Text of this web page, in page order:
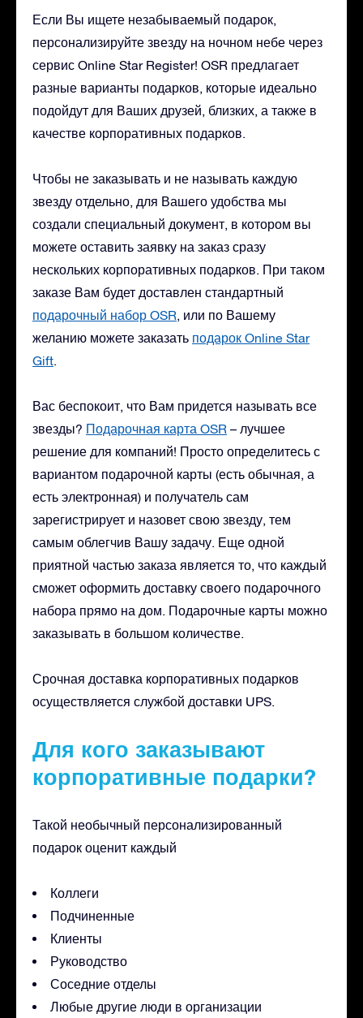
Если Вы ищете незабываемый подарок,
персонализируйте звезду на ночном небе через
сервис Online Star Register! OSR предлагает
разные варианты подарков, которые идеально
подойдут для Ваших друзей, близких, а также в
качестве корпоративных подарков.
Чтобы не заказывать и не называть каждую
звезду отдельно, для Вашего удобства мы
создали специальный документ, в котором вы
можете оставить заявку на заказ сразу
нескольких корпоративных подарков. При таком
заказе Вам будет доставлен стандартный
подарочный набор OSR, или по Вашему
желанию можете заказать подарок Online Star
Gift.
Вас беспокоит, что Вам придется называть все
звезды? Подарочная карта OSR – лучшее
решение для компаний! Просто определитесь с
вариантом подарочной карты (есть обычная, а
есть электронная) и получатель сам
зарегистрирует и назовет свою звезду, тем
самым облегчив Вашу задачу. Еще одной
приятной частью заказа является то, что каждый
сможет оформить доставку своего подарочного
набора прямо на дом. Подарочные карты можно
заказывать в большом количестве.
Срочная доставка корпоративных подарков
осуществляется службой доставки UPS.
Для кого заказывают
корпоративные подарки?
Такой необычный персонализированный
подарок оценит каждый
Коллеги
Подчиненные
Клиенты
Руководство
Соседние отделы
Любые другие люди в организации